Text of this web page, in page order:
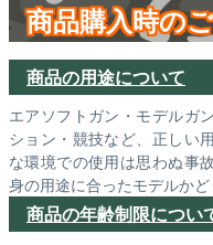
商品購入時の
商品の用途について
エアソフトガン・モデルガ
ション・競技など、正しい
な環境での使用は思わぬ事
身の用途に合ったモデルか
商品の年齢制限につい